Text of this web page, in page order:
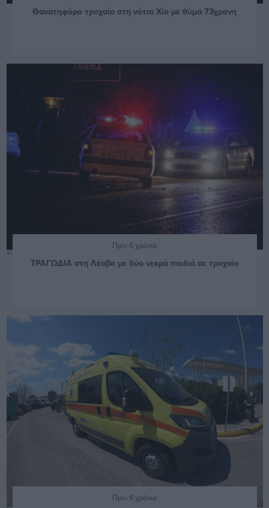
Θανατηφόρο τροχαίο στη νότια Χίο με θύμα 73χρονη
Πριν 6 χρόνια
ΤΡΑΓΩΔΙΑ στη Λέσβο με δύο νεκρά παιδιά σε τροχαίο
Πριν 6 χρόνια